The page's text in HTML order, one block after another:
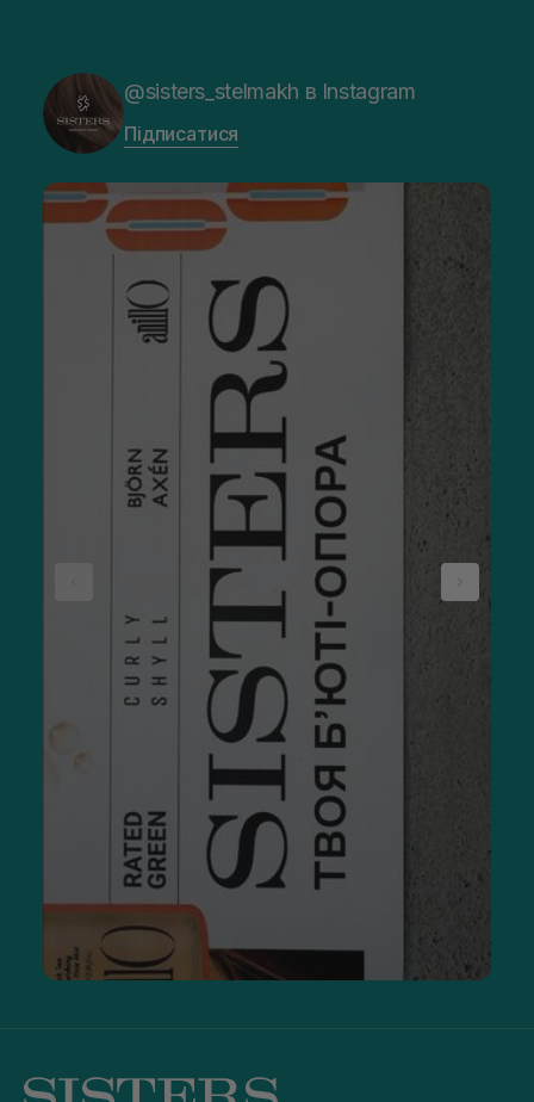
@sisters_stelmakh в Instagram
Підписатися